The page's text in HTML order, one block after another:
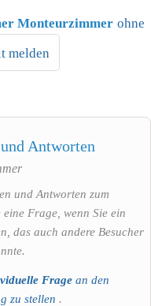
Monteurzimmer ohne
melden
Antworten
und Antworten zum
Frage, wenn Sie ein
das auch andere Besucher
Frage an den
zu stellen .